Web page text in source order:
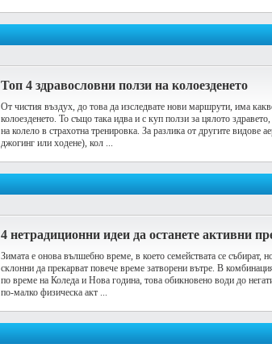
Топ 4 здравословни ползи на колоезденето
От чистия въздух, до това да изследвате нови маршрути, има
колоезденето. То също така идва и с куп ползи за цялото
на колело в страхотна тренировка. За разлика от другите видове
джогинг или ходене), кол ...
4 нетрадиционни идеи да останете активни
Зимата е онова вълшебно време, в което семействата се събират,
склонни да прекарват повече време затворени вътре. В
по време на Коледа и Нова година, това обикновено води до
по-малко физическа акт ...